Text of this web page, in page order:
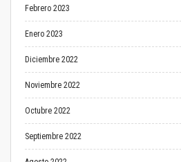
Febrero 2023
Enero 2023
Diciembre 2022
Noviembre 2022
Octubre 2022
Septiembre 2022